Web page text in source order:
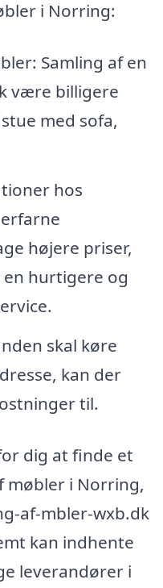
i Norring:
Samling af en
være billigere
med sofa,
hos
højere priser,
hurtigere og
skal køre
kan der
til.
dig at finde et
møbler i Norring,
af-mbler-wxb.dk
kan indhente
leverandører i